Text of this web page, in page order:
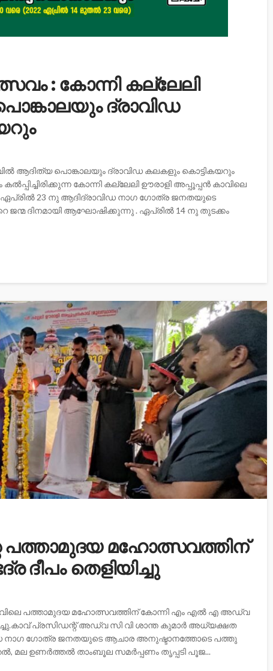
: കോന്നി കല്ലേലി
ദ്രാവിഡ
ആദിത്യ പൊങ്കാലയും ദ്രാവിഡ കലകളും കൊട്ടികയറും
കോന്നി കല്ലേലി ഊരാളി അപ്പൂപ്പന്‍ കാവിലെ
23 നു ആദിദ്രാവിഡ നാഗ ഗോത്ര ജനതയുടെ
ജന്മ ദിനമായി ആഘോഷിക്കുന്നു . ഏപ്രില്‍ 14 നു തുടക്കം
പത്താമുദയ മഹോത്സവത്തിന്
ദീപം തെളിയിച്ചു
പത്താമുദയ മഹോത്സവത്തിന് കോന്നി എം എൽ എ അഡ്വ
പ്രസിഡന്റ് അഡ്വ സി വി ശാന്ത കുമാർ അധ്യക്ഷത
നാഗ ഗോത്ര ജനതയുടെ ആചാര അനുഷ്ടാനത്തോടെ പത്തു
മല ഉണർത്തൽ താംബൂല സമർപ്പണം തൃപ്പടി പൂജ...